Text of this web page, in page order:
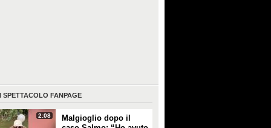
SPETTACOLO FANPAGE
2:08
Malgioglio dopo il